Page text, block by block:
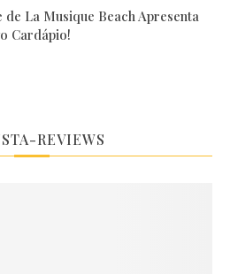
de La Musique Beach Apresenta
Cardápio!
REVIEWS